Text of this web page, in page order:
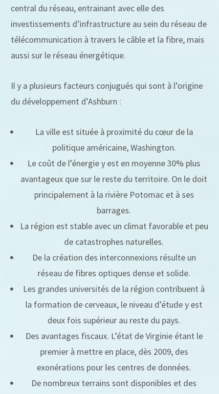
central du réseau, entrainant avec elle des
investissements d’infrastructure au sein du réseau de
télécommunication à travers le câble et la fibre, mais
aussi sur le réseau énergétique.
Il y a plusieurs facteurs conjugués qui sont à l’origine
du développement d’Ashburn :
La ville est située à proximité du cœur de la
politique américaine, Washington.
Le coût de l’énergie y est en moyenne 30% plus
avantageux que sur le reste du territoire. On le doit
principalement à la rivière Potomac et à ses
barrages.
La région est stable avec un climat favorable et peu
de catastrophes naturelles.
De la création des interconnexions résulte un
réseau de fibres optiques dense et solide.
Les grandes universités de la région contribuent à
la formation de cerveaux, le niveau d’étude y est
deux fois supérieur au reste du pays.
Des avantages fiscaux. L’état de Virginie étant le
premier à mettre en place, dès 2009, des
exonérations pour les centres de données.
De nombreux terrains sont disponibles et des